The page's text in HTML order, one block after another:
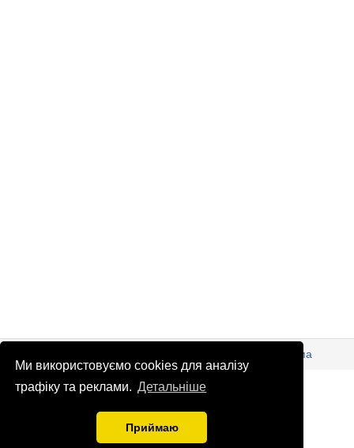
Ми використовуємо cookies для аналізу
трафіку та реклами. Детальніше
Приймаю
Реклама
info@patrioty.org.ua